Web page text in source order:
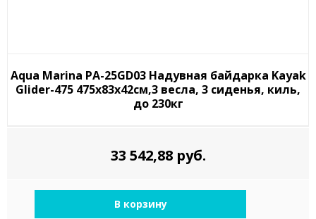
Aqua Marina PA-25GD03 Надувная байдарка Kayak
Glider-475 475x83х42см,3 весла, 3 сиденья, киль,
до 230кг
33 542,88 руб.
В корзину